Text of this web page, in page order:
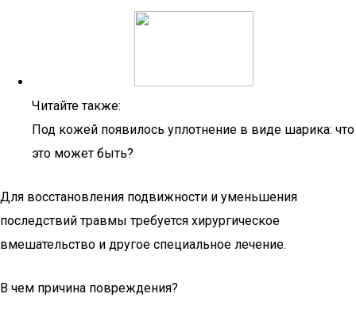
Читайте также:
Под кожей появилось уплотнение в виде шарика: что
это может быть?
Для восстановления подвижности и уменьшения
последствий травмы требуется хирургическое
вмешательство и другое специальное лечение.
В чем причина повреждения?